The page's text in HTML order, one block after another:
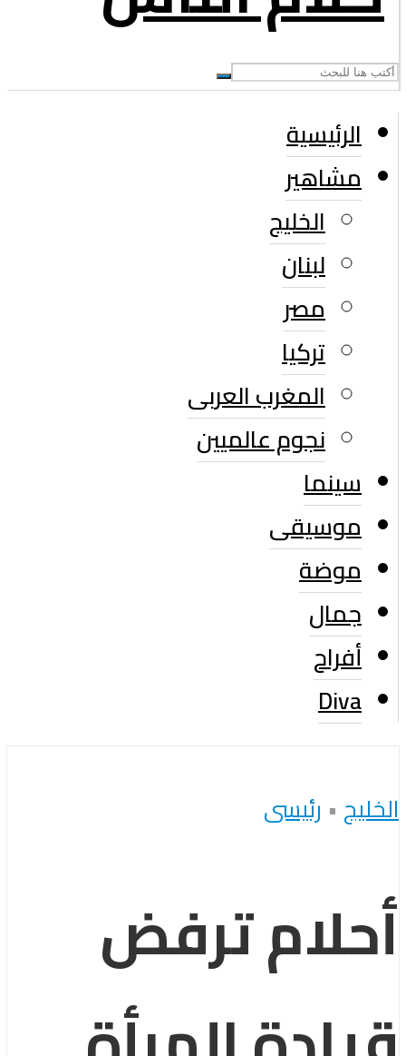
الرئيسية
مشاهير
الخليج
لبنان
مصر
تركيا
المغرب العربى
نجوم عالميين
سينما
موسيقى
موضة
جمال
أفراح
Diva
الخليج • رئيسى
أحلام ترفض